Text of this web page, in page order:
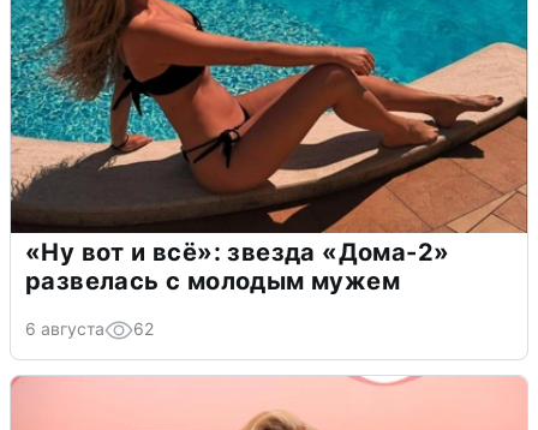
«Ну вот и всё»: звезда «Дома-2»
развелась с молодым мужем
6 августа 62